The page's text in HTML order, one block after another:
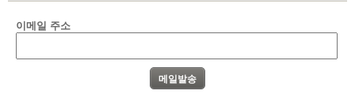
이메일 주소